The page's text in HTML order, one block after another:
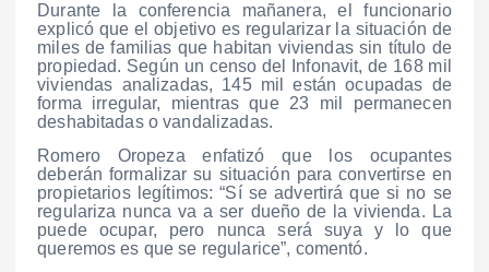
Durante la conferencia mañanera, el funcionario
explicó que el objetivo es regularizar la situación de
miles de familias que habitan viviendas sin título de
propiedad. Según un censo del Infonavit, de 168 mil
viviendas analizadas, 145 mil están ocupadas de
forma irregular, mientras que 23 mil permanecen
deshabitadas o vandalizadas.
Romero Oropeza enfatizó que los ocupantes
deberán formalizar su situación para convertirse en
propietarios legítimos: “Sí se advertirá que si no se
regulariza nunca va a ser dueño de la vivienda. La
puede ocupar, pero nunca será suya y lo que
queremos es que se regularice”, comentó.